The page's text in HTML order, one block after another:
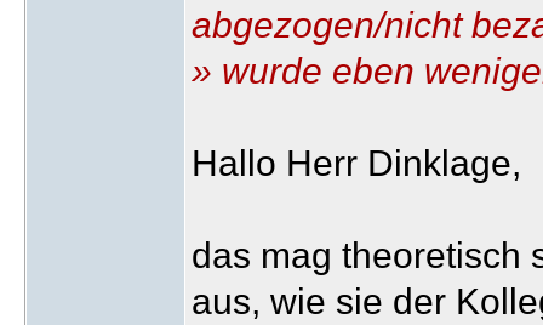
abgezogen/nicht
» wurde eben
Hallo Herr Dinklage,
das mag theoretisch
aus, wie sie der